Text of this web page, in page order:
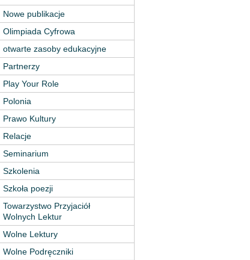
Nowe publikacje
Olimpiada Cyfrowa
otwarte zasoby edukacyjne
Partnerzy
Play Your Role
Polonia
Prawo Kultury
Relacje
Seminarium
Szkolenia
Szkoła poezji
Towarzystwo Przyjaciół
Wolnych Lektur
Wolne Lektury
Wolne Podręczniki